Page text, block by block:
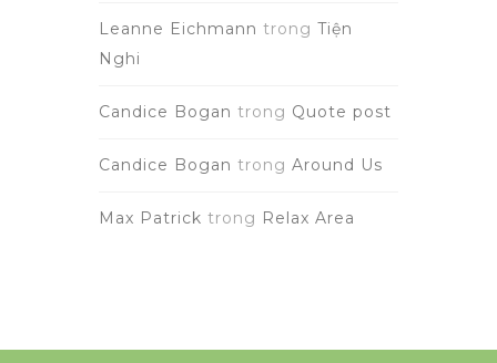
Leanne Eichmann trong Tiện
Nghi
Candice Bogan trong Quote post
Candice Bogan trong Around Us
Max Patrick trong Relax Area